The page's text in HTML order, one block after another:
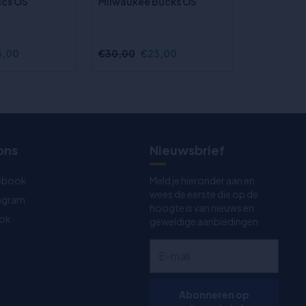
€30,00 €23,00
Nieuwsbrief
Meld je hieronder aan en
wees de eerste die op de
hoogte is van nieuws en
geweldige aanbiedingen